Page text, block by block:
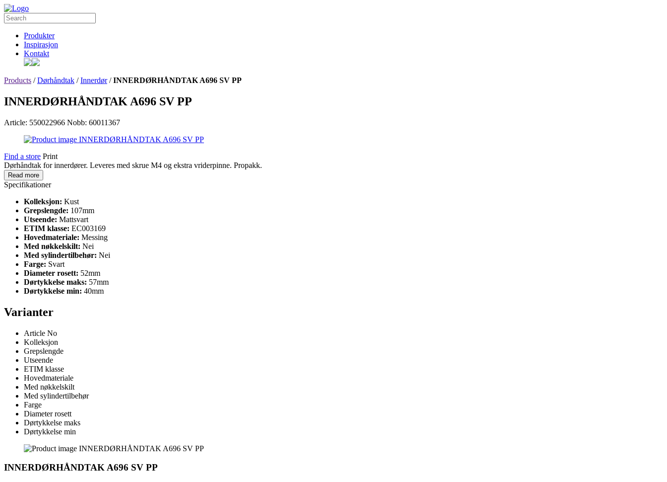
Produkter
Inspirasjon
Kontakt
Products /Dørhåndtak /Innerdør/INNERDØRHÅNDTAK A696 SV PP
INNERDØRHÅNDTAK A696 SV PP
Article: 550022966 Nobb: 60011367
Find a store Print
Dørhåndtak for innerdører. Leveres med skrue M4 og ekstra vriderpinne. Propakk.
Read more
Specifikationer
Kolleksjon: Kust
Grepslengde: 107mm
Utseende: Mattsvart
ETIM klasse: EC003169
Hovedmateriale: Messing
Med nøkkelskilt: Nei
Med sylindertilbehør: Nei
Farge: Svart
Diameter rosett: 52mm
Dørtykkelse maks: 57mm
Dørtykkelse min: 40mm
Varianter
Article No
Kolleksjon
Grepslengde
Utseende
ETIM klasse
Hovedmateriale
Med nøkkelskilt
Med sylindertilbehør
Farge
Diameter rosett
Dørtykkelse maks
Dørtykkelse min
INNERDØRHÅNDTAK A696 SV PP